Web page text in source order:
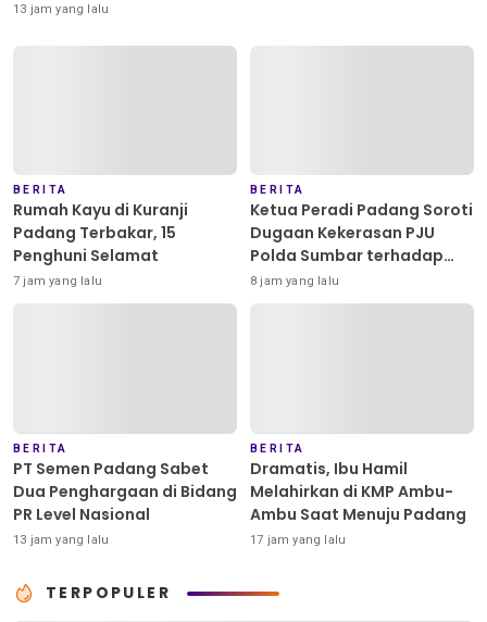
13 jam yang lalu
BERITA
Rumah Kayu di Kuranji
Padang Terbakar, 15
Penghuni Selamat
7 jam yang lalu
BERITA
Ketua Peradi Padang Soroti
Dugaan Kekerasan PJU
Polda Sumbar terhadap
Sopir di Padang, Minta
Kapolda Bertindak Tegas
8 jam yang lalu
BERITA
PT Semen Padang Sabet
Dua Penghargaan di Bidang
PR Level Nasional
13 jam yang lalu
BERITA
Dramatis, Ibu Hamil
Melahirkan di KMP Ambu-
Ambu Saat Menuju Padang
17 jam yang lalu
TERPOPULER